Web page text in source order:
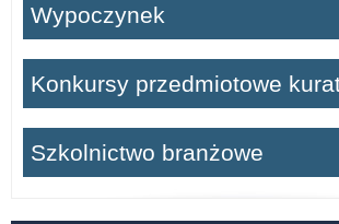
Wypoczynek
Konkursy przedmiotowe
Szkolnictwo branżowe